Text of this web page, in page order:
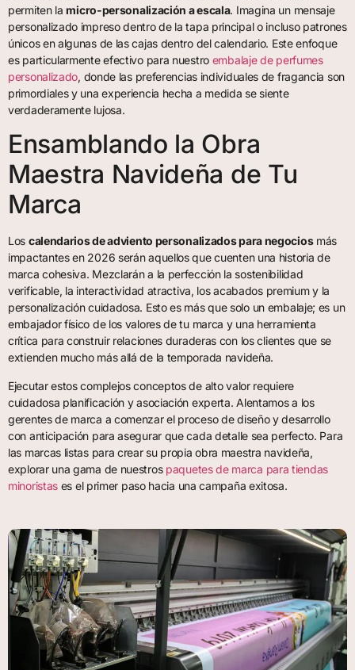
permiten lamicro-personalización a escala. Imagina un mensaje
personalizado impreso dentro de la tapa principal o incluso patrones
únicos en algunas de las cajas dentro del calendario. Este enfoque
es particularmente efectivo para nuestro embalaje de perfumes
personalizado, donde las preferencias individuales de fragancia son
primordiales y una experiencia hecha a medida se siente
verdaderamente lujosa.
Ensamblando la Obra
Maestra Navideña de Tu
Marca
Los calendarios de adviento personalizados para negociosmás
impactantes en 2026 serán aquellos que cuenten una historia de
marca cohesiva. Mezclarán a la perfección la sostenibilidad
verificable, la interactividad atractiva, los acabados premium y la
personalización cuidadosa. Esto es más que solo un embalaje; es un
embajador físico de los valores de tu marca y una herramienta
crítica para construir relaciones duraderas con los clientes que se
extienden mucho más allá de la temporada navideña.
Ejecutar estos complejos conceptos de alto valor requiere
cuidadosa planificación y asociación experta. Alentamos a los
gerentes de marca a comenzar el proceso de diseño y desarrollo
con anticipación para asegurar que cada detalle sea perfecto. Para
las marcas listas para crear su propia obra maestra navideña,
explorar una gama de nuestros paquetes de marca para tiendas
minoristas es el primer paso hacia una campaña exitosa.